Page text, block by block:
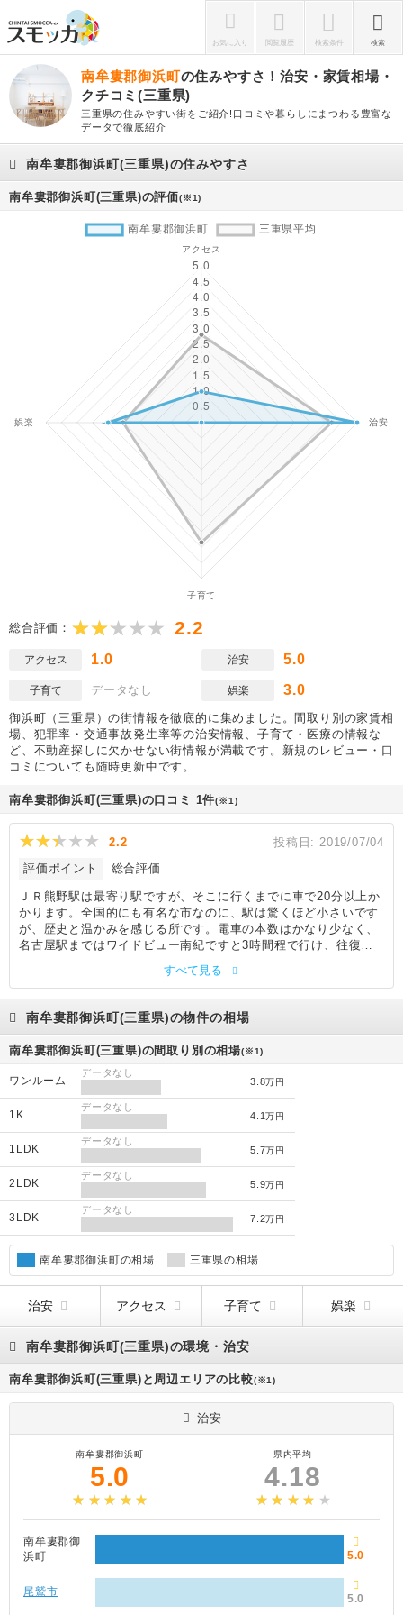
お気に入り 閲覧履歴 検索条件 検索
南牟婁郡御浜町の住みやすさ！治安・家賃相場・
クチコミ(三重県)
三重県の住みやすい街をご紹介!口コミや暮らしにまつわる豊富な
データで徹底紹介
南牟婁郡御浜町(三重県)の住みやすさ
南牟婁郡御浜町(三重県)の評価(※1)
総合評価： 2.2
アクセス 1.0 治安 5.0
子育て データなし 娯楽 3.0
御浜町（三重県）の街情報を徹底的に集めました。間取り別の家賃相
場、犯罪率・交通事故発生率等の治安情報、子育て・医療の情報な
ど、不動産探しに欠かせない街情報が満載です。新規のレビュー・口
コミについても随時更新中です。
南牟婁郡御浜町(三重県)の口コミ 1件(※1)
2.2 投稿日: 2019/07/04
評価ポイント
総合評価
ＪＲ熊野駅は最寄り駅ですが、そこに行くまでに車で20分以上か
かります。全国的にも有名な市なのに、駅は驚くほど小さいです
が、歴史と温かみを感じる所です。電車の本数はかなり少なく、
名古屋駅まではワイドビュー南紀ですと3時間程で行け、往復チ
ケットならかなり安価で購入できるのでおススメです。駅構内や
周辺には食事処はほとんどありませんが、車社会なので、少し走
スがあり、気軽に停めることができます。周辺にあるスーパーの
駐車場も広く、田舎ならではの良さがあります。
すべて見る
南牟婁郡御浜町(三重県)の物件の相場
南牟婁郡御浜町(三重県)の間取り別の相場(※1)
ワンルーム
データなし
3.8万円
1K
データなし
4.1万円
1LDK
データなし
5.7万円
2LDK
データなし
5.9万円
3LDK
データなし
7.2万円
南牟婁郡御浜町の相場 三重県の相場
治安 アクセス 子育て 娯楽
南牟婁郡御浜町(三重県)の環境・治安
南牟婁郡御浜町(三重県)と周辺エリアの比較(※1)
治安
南牟婁郡御浜町
5.0
県内平均
4.18
南牟婁郡御
浜町
5.0
尾鷲市
5.0